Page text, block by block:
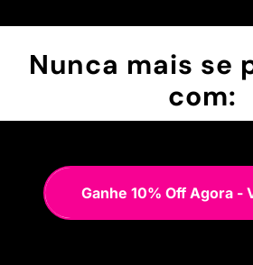
Nunca mais se
com:
Ganhe 10% Off Agora -